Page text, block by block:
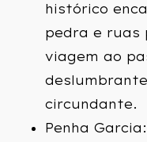
histórico
pedra e ruas
viagem ao
circundante.
Penha